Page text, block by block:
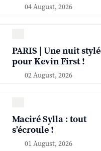
04 August, 2026
PARIS | Une nuit
pour Kevin First !
02 August, 2026
Maciré Sylla : tout
s’écroule !
01 August, 2026